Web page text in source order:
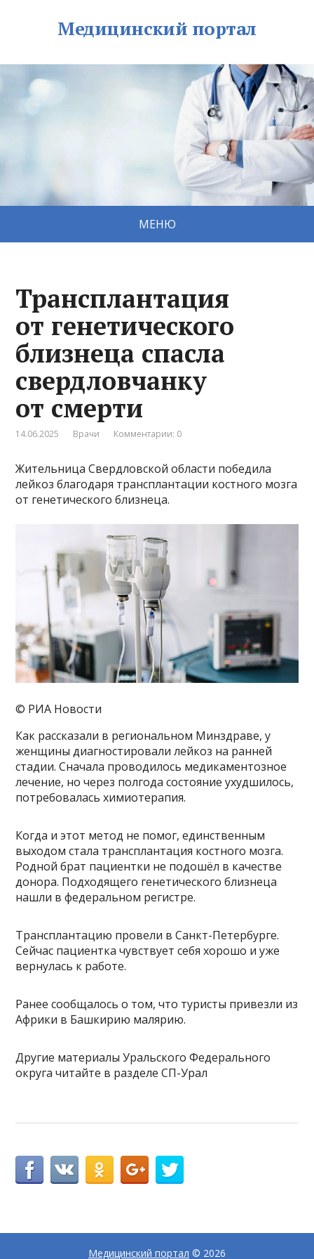
Медицинский портал
МЕНЮ
Трансплантация
от генетического
близнеца спасла
свердловчанку
от смерти
14.06.2025 Врачи Комментарии: 0
Жительница Свердловской области победила
лейкоз благодаря трансплантации костного мозга
от генетического близнеца.
© РИА Новости
Как рассказали в региональном Минздраве, у
женщины диагностировали лейкоз на ранней
стадии. Сначала проводилось медикаментозное
лечение, но через полгода состояние ухудшилось,
потребовалась химиотерапия.
Когда и этот метод не помог, единственным
выходом стала трансплантация костного мозга.
Родной брат пациентки не подошёл в качестве
донора. Подходящего генетического близнеца
нашли в федеральном регистре.
Трансплантацию провели в Санкт-Петербурге.
Сейчас пациентка чувствует себя хорошо и уже
вернулась к работе.
Ранее сообщалось о том, что туристы привезли из
Африки в Башкирию малярию.
Другие материалы Уральского Федерального
округа читайте в разделе СП-Урал
Медицинский портал © 2026